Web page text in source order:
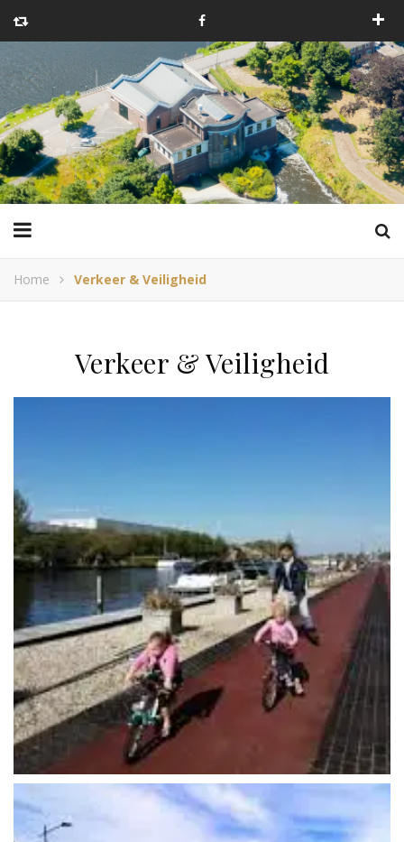
Home Verkeer & Veiligheid
Verkeer & Veiligheid